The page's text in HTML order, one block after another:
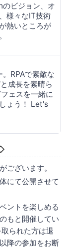
ビジョン、オ
様々なIT技術
熱いところが
RPAで素敵な
成長を素晴ら
ェスを一緒に
ょう！ Let's
ございます。
にて公開させて
ントを楽しめる
もと開催してい
られた方は退
降の参加をお断